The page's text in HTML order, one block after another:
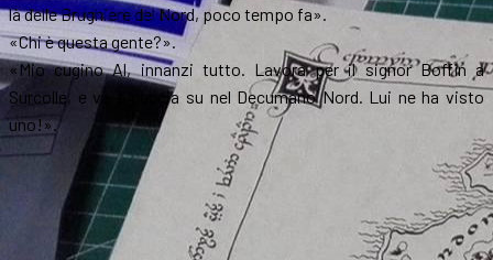
là delle Brughiere del Nord, poco tempo fa».
«Chi è questa gente?».
«Mio cugino Al, innanzi tutto. Lavora per il signor Boffin a
Surcolle, e va a caccia su nel Decumano Nord. Lui ne ha visto
uno!».